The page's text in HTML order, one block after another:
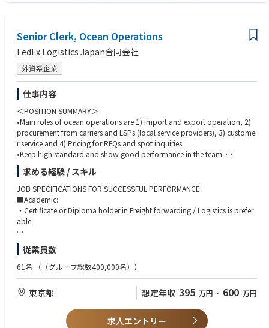
Senior Clerk, Ocean Operations
FedEx Logistics Japan合同会社
外資系企業
仕事内容
＜POSITION SUMMARY＞
•Main roles of ocean operations are 1) import and export operation, 2)
procurement from carriers and LSPs (local service providers), 3) custome
r service and 4) Pricing for RFQs and spot inquiries.
•Keep high standard and show good performance in the team.
•Contribute to improving the team and team members with own expertis
e.
＜PRINCIPLE DUTIES, AND RESPONSIBILITIES＞
•Plan, organize and control ocean activities and execute in the most effic
ient way.
•Follow standard operation procedure and keep timeliness and accurac
•Ensure proper control and compliance.
•Keep high operation score (SQI)
•Negotiate rates and capacity with airlines and agents.
•Pricing for spot rate inquiries and RFQ, and create quotations.
•Problem solving under supervision by Manager.
•Other duties as assigned to the position
求める経験 / スキル
JOB SPECIFICATIONS FOR SUCCESSFUL PERFORMANCE
■Academic:
・Certificate or Diploma holder in Freight forwarding / Logistics is prefer
able
■Experience & knowledge: ※全てを満たしている必要はございません。
・At least 3 year logistics / freight forwarding experience
・Good command of written and spoken English & Japanese
■Attribute:
・Hardworking, able to work independently
・Detail-oriented
・Good communication skills
従業員数
61名 （（グループ総数400,000名））
東京都 想定年収 395 万円 ~ 600 万円
求人エントリー